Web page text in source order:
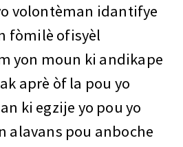
volontèman idantifye
fòmilè ofisyèl
yon moun ki andikape
aprè òf la pou yo
ki egzije yo pou yo
alavans pou anboche